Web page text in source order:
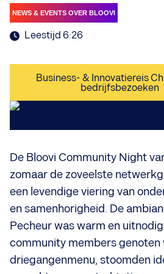
NEWS & EVENTS OVER BLOOVI
Leestijd 6:26
Business- & Innovatiereis
bedrijfsbezoeken
De Bloovi Community Night
zomaar de zoveelste
een levendige viering van
en samenhorigheid. De
Pecheur was warm en
community members genoten
driegangenmenu, stoomden